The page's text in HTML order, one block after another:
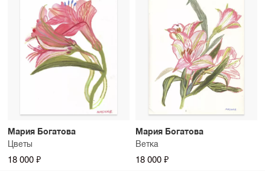
Мария Богатова
Цветы
18 000 ₽
Мария Богатова
Ветка
18 000 ₽